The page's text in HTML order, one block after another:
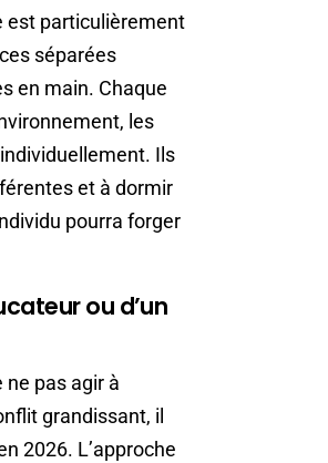
est particulièrement
séparées
en main. Chaque
les
Ils
et à dormir
pourra forger
ou d’un
ne pas agir à
grandissant, il
2026. L’approche